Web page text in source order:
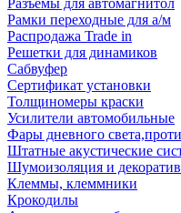
Разъемы для автомагнитол
Рамки переходные для а/м
Распродажа Trade in
Решетки для динамиков
Сабвуфер
Сертификат установки
Толщиномеры краски
Усилители автомобильные
Фары дневного
Штатные акустические
Шумоизоляция и
Клеммы, клеммники
Крокодилы